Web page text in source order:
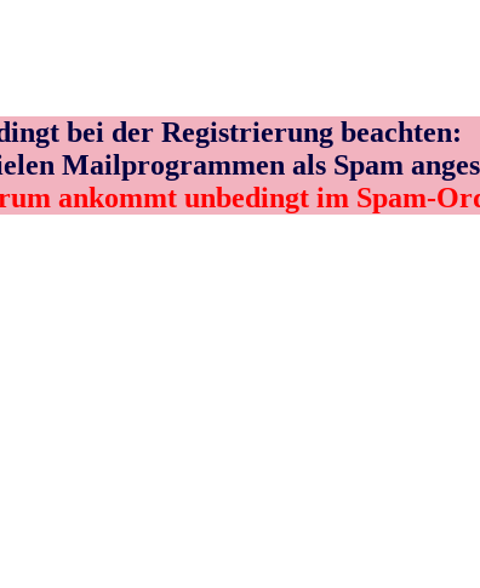
bei der Registrierung beachten:
Mailprogrammen als Spam
ankommt unbedingt im Spam-